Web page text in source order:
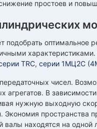
простоев и
подобрать оптимальное
TRC, серии 1МЦ2С
чисел.
агрегатов. В
нужную выходную
Экономия пространства
валы находятся на